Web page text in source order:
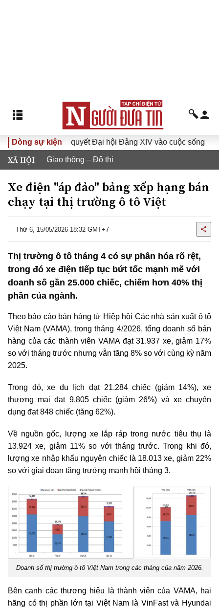
Dòng sự kiện
Đưa Nghị quyết Đại hội Đảng XIV vào cuộc sống
XÃ HỘI Giao thông – Đô thị
Xe điện "áp đảo" bảng xếp hạng bán
chạy tại thị trường ô tô Việt
Thứ 6, 15/05/2026 18:32 GMT+7
Thị trường ô tô tháng 4 có sự phân hóa rõ rệt,
trong đó xe điện tiếp tục bứt tốc mạnh mẽ với
doanh số gần 25.000 chiếc, chiếm hơn 40% thị
phần của ngành.
Theo báo cáo bán hàng từ Hiệp hội Các nhà sản xuất ô tô
Việt Nam (VAMA), trong tháng 4/2026, tổng doanh số bán
hàng của các thành viên VAMA đạt 31.937 xe,giảm 17%
so với tháng trước nhưng vẫn tăng 8% so với cùng kỳ năm
2025.
Trong đó, xe du lịch đạt 21.284 chiếc (giảm 14%), xe
thương mại đạt 9.805 chiếc (giảm 26%) và xe chuyên
dụng đạt 848 chiếc (tăng 62%).
Về nguồn gốc, lượng xe lắp ráp trong nước tiêu thụ là
13.924 xe, giảm 11% so với tháng trước. Trong khi đó,
lượng xe nhập khẩu nguyên chiếc là 18.013 xe, giảm 22%
so với giai đoạn tăng trưởng mạnh hồi tháng 3.
Doanh số thị trường ô tô Việt Nam trong các tháng của năm 2026.
Bên cạnh các thương hiệu là thành viên của VAMA, hai
hãng có thị phần lớn tại Việt Nam là VinFast và Hyundai